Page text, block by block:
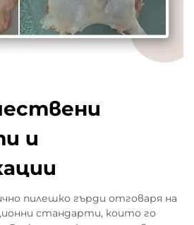
и
пилешко гърди отговаря на
стандарти, които го